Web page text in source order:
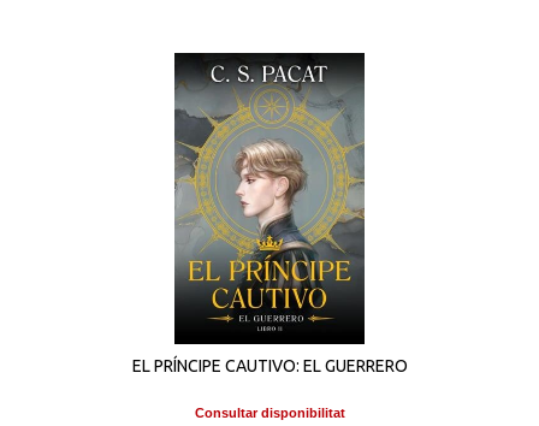
EL PRÍNCIPE CAUTIVO: EL GUERRERO
Consultar disponibilitat